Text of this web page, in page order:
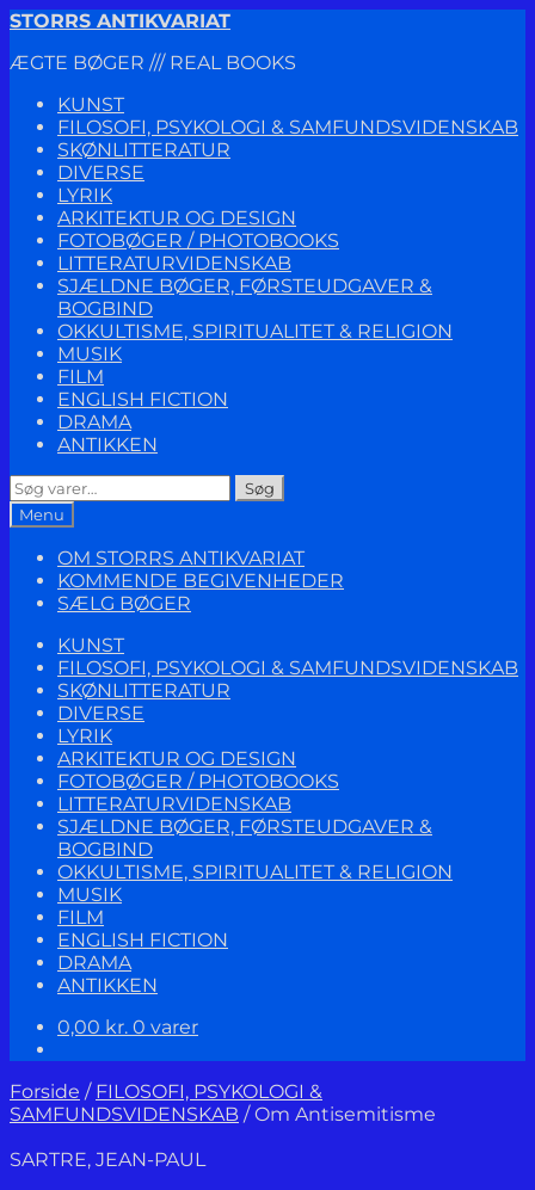
Spring
navigation
Spring
indhold
STORRS ANTIKVARIAT
ÆGTE BØGER /// REAL BOOKS
KUNST
FILOSOFI, PSYKOLOGI & SAMFUNDSVIDENSKAB
SKØNLITTERATUR
DIVERSE
LYRIK
ARKITEKTUR OG DESIGN
FOTOBØGER / PHOTOBOOKS
LITTERATURVIDENSKAB
SJÆLDNE BØGER, FØRSTEUDGAVER &
BOGBIND
OKKULTISME, SPIRITUALITET & RELIGION
MUSIK
FILM
ENGLISH FICTION
DRAMA
ANTIKKEN
Søg
efter:
Søg
Menu
OM STORRS ANTIKVARIAT
KOMMENDE BEGIVENHEDER
SÆLG BØGER
KUNST
FILOSOFI, PSYKOLOGI & SAMFUNDSVIDENSKAB
SKØNLITTERATUR
DIVERSE
LYRIK
ARKITEKTUR OG DESIGN
FOTOBØGER / PHOTOBOOKS
LITTERATURVIDENSKAB
SJÆLDNE BØGER, FØRSTEUDGAVER &
BOGBIND
OKKULTISME, SPIRITUALITET & RELIGION
MUSIK
FILM
ENGLISH FICTION
DRAMA
ANTIKKEN
0,00 kr. 0 varer
Forside / FILOSOFI, PSYKOLOGI &
SAMFUNDSVIDENSKAB /Om Antisemitisme
SARTRE, JEAN-PAUL